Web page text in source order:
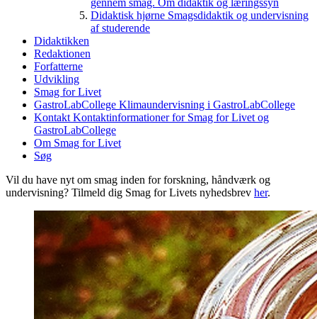
gennem smag. Om didaktik og læringssyn
Didaktisk hjørne Smagsdidaktik og undervisning
af studerende
Didaktikken
Redaktionen
Forfatterne
Udvikling
Smag for Livet
GastroLabCollege Klimaundervisning i GastroLabCollege
Kontakt Kontaktinformationer for Smag for Livet og
GastroLabCollege
Om Smag for Livet
Søg
Vil du have nyt om smag inden for forskning, håndværk og
undervisning? Tilmeld dig Smag for Livets nyhedsbrev her.